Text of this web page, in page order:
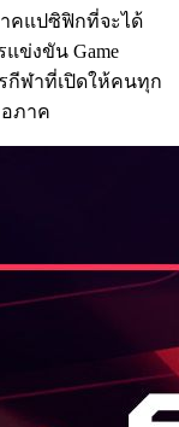
คแปซิฟิกที่จะได้
ข่งขัน Game
กีฬาที่เปิดให้คนทุก
ภาค